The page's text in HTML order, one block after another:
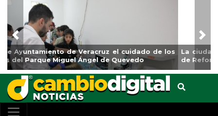
La ciudad de Veracruz se suma a la Jornada Nacional
de Reforestación 2026
Previous